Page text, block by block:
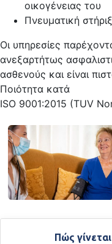
οικογένειας του
Πνευματική
Οι υπηρεσίες
ανεξαρτήτως
ασθενούς και είναι
Ποιότητα κατά
ISO 9001:2015 (TUV
Πώς